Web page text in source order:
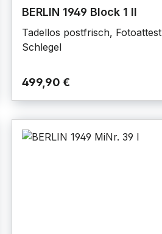
BERLIN 1949 Block 1 II
Tadellos postfrisch, Fotoattest
Schlegel
499,90 €